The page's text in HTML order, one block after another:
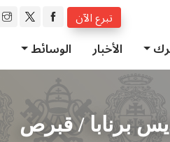
تبرع الآن
الأخبار الوسائط
برنابا / قبرص